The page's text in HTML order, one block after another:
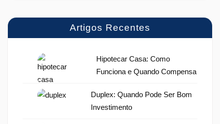
Artigos Recentes
Hipotecar Casa: Como
Funciona e Quando Compensa
Duplex: Quando Pode Ser Bom
Investimento